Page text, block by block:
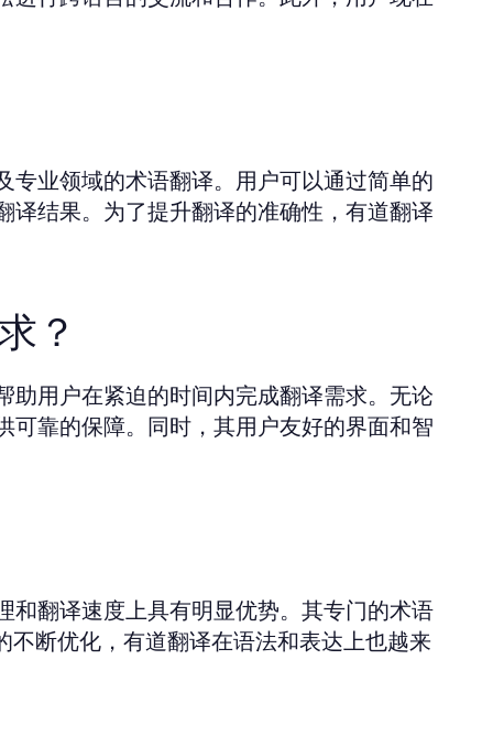
业领域的术语翻译。用户可以通过简单的
结果。为了提升翻译的准确性，有道翻译
？
用户在紧迫的时间内完成翻译需求。无论
靠的保障。同时，其用户友好的界面和智
翻译速度上具有明显优势。其专门的术语
断优化，有道翻译在语法和表达上也越来